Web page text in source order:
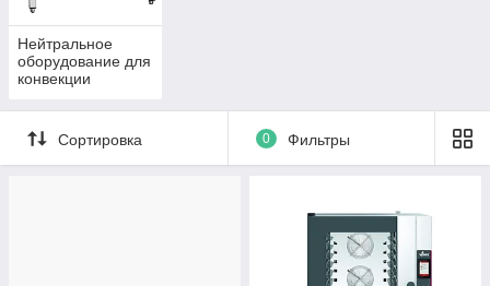
Нейтральное
оборудование для
конвекции
Сортировка 0 Фильтры